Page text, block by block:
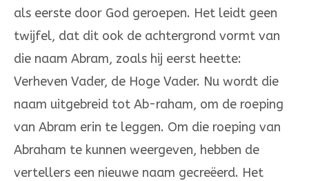
als eerste door God geroepen. Het leidt geen
twij­fel, dat dit ook de achtergrond vormt van
die naam Abram, zoals hij eerst heette:
Verheven Vader, de Hoge Vader. Nu wordt die
naam uitgebreid tot Ab-raham, om de roeping
van Abram erin te leggen. Om die roeping van
Abraham te kunnen weer­geven, heb­ben de
vertel­lers een nieuwe naam gecreëerd. Het